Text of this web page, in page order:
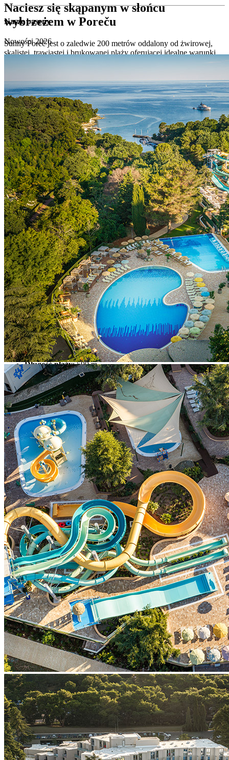
Naciesz się skąpanym w słońcu
wybrzeżem w Poreču
Sunny Poreč jest o zaledwie 200 metrów oddalony od żwirowej,
skalistej, trawiastej i brukowanej plaży oferującej idealne warunki
do pływania i wygrzewania się w letnim słońcu.
Plaża Brulo
Zaledwie o 200 metrów od hotelu Sunny Poreč znajduje się plaża
Brulo, na której można pływać i leniuchować w cieniu sosen i
śródziemnomorskiej roślinności. Wybierz któryś ze sportów
wodnych w centrum sportowym Valamar, baw się w dmuchanym
parku wodnym, zagraj w minigolfa albo zregeneruj siły w
pobliskich restauracjach i barach.
Udogodnienia na plaży:
naturalny cień pod sosnami
krzesła i parasole plażowe, prysznice, szatnie
centrum Valamar Sport (za dopłatą)
szeroki wybór sportów wodnych (wypożyczalnia: rowery
wodne, kajaki, kanadyjki; holowany banan, motorówka)
centrum nurkowania (szkoła nurkowania, wynajem sprzętu,
napełnianie butli)
boisko do gry w siatkówkę plażową, piaskownica dla dzieci,
plac zabaw dla dzieci
minigolf, tenis stołowy
park wodny na morzu
restauracja
beach bar
Lokalizacja
: 200 m od hotelu
Typ plaży: żwirowa/skalista/trawiasta/betonowe tarasy
Długość plaży: 500 m
Dojście do morza: przystosowane dla osób
niepełnosprawnych; żwir, skałki
Plaża dostosowana do: rodzin z dziećmi, par, osób
niepełnosprawnych
Zwierzęta domowe: wydzielone miejsce dla zwierząt
Nasze baseny
Nowości 2026